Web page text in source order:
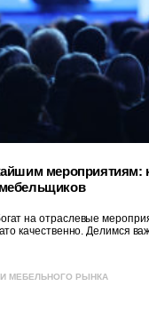
мероприятиям:
на отраслевые
качественно. Делимся
МЕБЕЛЬНОГО РЫНКА